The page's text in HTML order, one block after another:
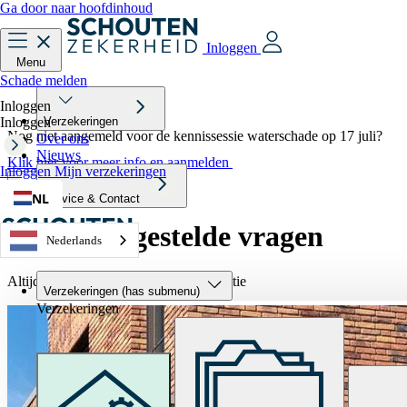
Ga door naar hoofdinhoud
Menu
Inloggen
Verzekeringen
Over ons
Nieuws
Service & Contact
Nederlands
Schade melden
Inloggen
Inloggen
Inloggen Mijn verzekeringen
NL
Verzekeringen (has submenu)
Verzekeringen
Nog niet aangemeld voor de kennissessie waterschade op 17 juli?
Klik hier voor meer info en aanmelden
UBOveel gestelde vragen
Altijd snel toegang tot de juiste informatie